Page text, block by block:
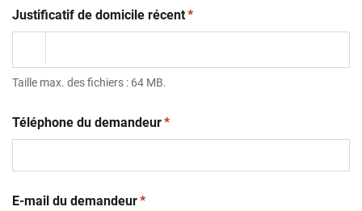
Justificatif de domicile récent(obligatoire)
*
Taille max. des fichiers : 64 MB.
Téléphone du demandeur(obligatoire)
*
E-mail du demandeur(obligatoire)
*